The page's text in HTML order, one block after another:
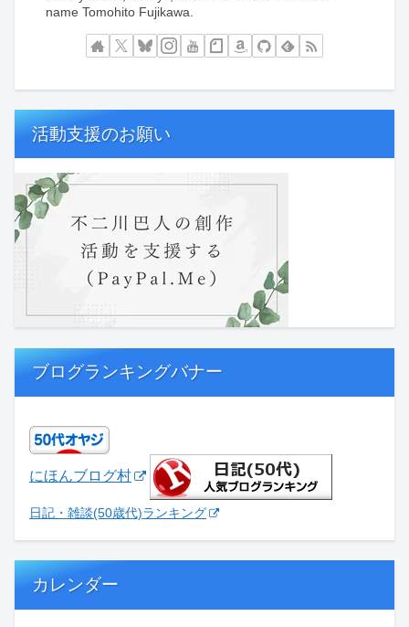
name Tomohito Fujikawa.
活動支援のお願い
ブログランキングバナー
にほんブログ村
日記・雑談(50歳代)ランキング
カレンダー